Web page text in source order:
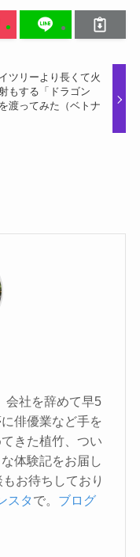
ツリーより長くて火
もする「ドラゴン
渡ってみた（ベトナ
会社を辞めて早5
俳優業など手を
きた植竹、つい
体験記をお届し
お待ちしており
スタ で。 ブログ